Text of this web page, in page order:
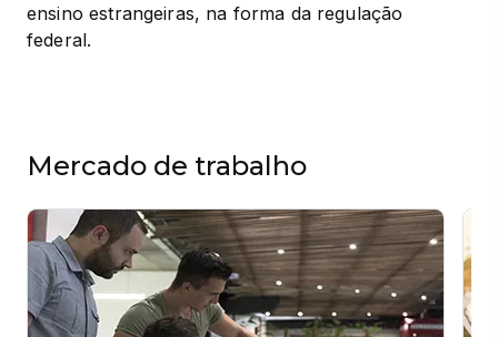
ensino estrangeiras, na forma da regulação
federal.
Mercado de trabalho